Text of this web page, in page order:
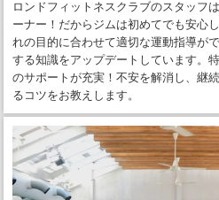
ロンドフィットネスクラブのスタッフ
ーナー！だからジムは初めてでも安心
れの目的に合わせて適切な運動指導が
する知識をアップデートしています。
のサポートが充実！不安を解消し、継
るコツをお教えします。